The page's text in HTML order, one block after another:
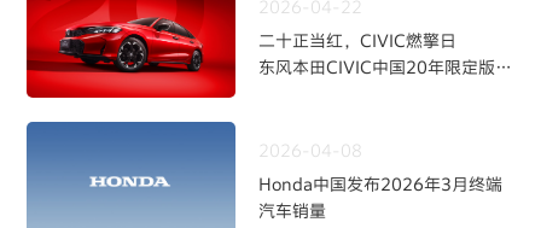
2026-04-22
二十正当红，CIVIC燃擎日
东风本田CIVIC中国20年限定版焕
2026-04-08
Honda中国发布2026年3月终端
汽车销量